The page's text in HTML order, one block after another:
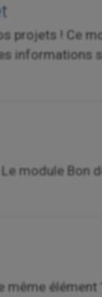
projets ! Ce
informations
module
même